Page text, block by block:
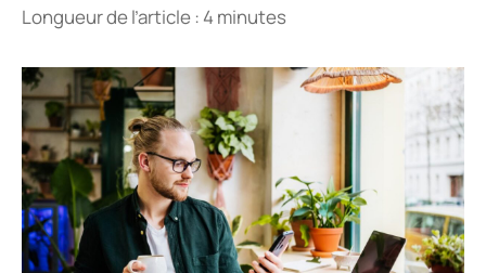
Longueur de l’article : 4 minutes